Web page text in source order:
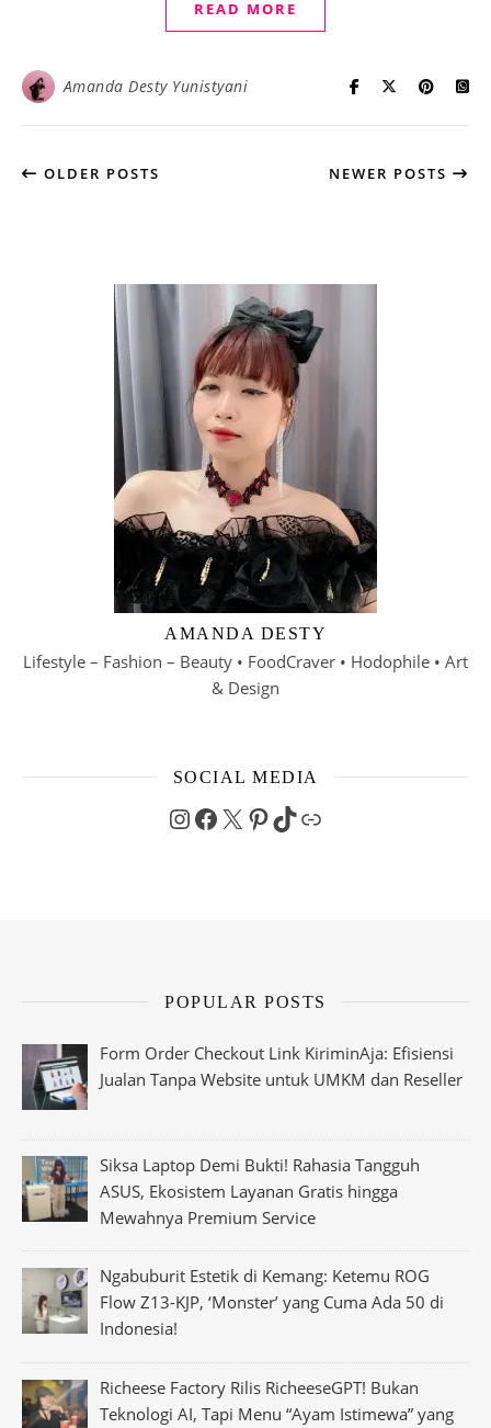
READ MORE
Amanda Desty Yunistyani
OLDER POSTS NEWER POSTS
AMANDA DESTY
Lifestyle – Fashion – Beauty • FoodCraver • Hodophile • Art
& Design
SOCIAL MEDIA
Instagram
Facebook
X Pinterest
TikTok
Link
POPULAR POSTS
Form Order Checkout Link KiriminAja: Efisiensi
Jualan Tanpa Website untuk UMKM dan Reseller
Siksa Laptop Demi Bukti! Rahasia Tangguh
ASUS, Ekosistem Layanan Gratis hingga
Mewahnya Premium Service
Ngabuburit Estetik di Kemang: Ketemu ROG
Flow Z13-KJP, ‘Monster’ yang Cuma Ada 50 di
Indonesia!
Richeese Factory Rilis RicheeseGPT! Bukan
Teknologi AI, Tapi Menu “Ayam Istimewa” yang